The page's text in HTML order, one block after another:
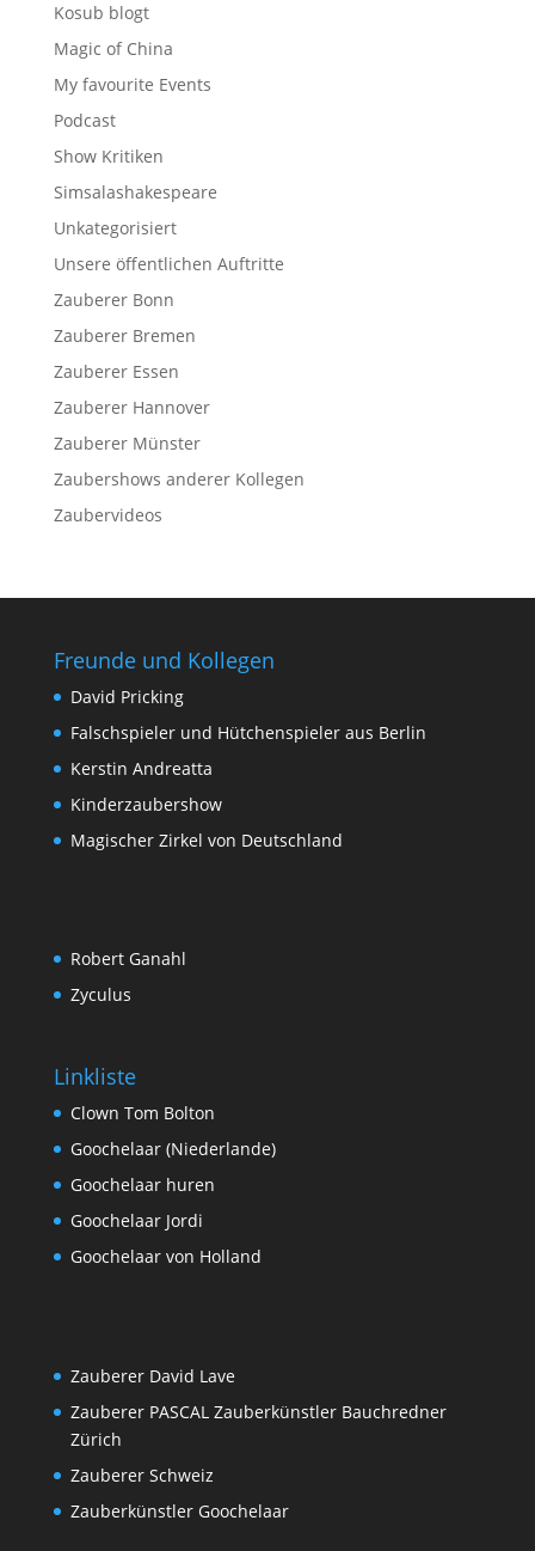
Kosub blogt
Magic of China
My favourite Events
Podcast
Show Kritiken
Simsalashakespeare
Unkategorisiert
Unsere öffentlichen Auftritte
Zauberer Bonn
Zauberer Bremen
Zauberer Essen
Zauberer Hannover
Zauberer Münster
Zaubershows anderer Kollegen
Zaubervideos
Freunde und Kollegen
David Pricking
Falschspieler und Hütchenspieler aus Berlin
Kerstin Andreatta
Kinderzaubershow
Magischer Zirkel von Deutschland
Robert Ganahl
Zyculus
Linkliste
Clown Tom Bolton
Goochelaar (Niederlande)
Goochelaar huren
Goochelaar Jordi
Goochelaar von Holland
Zauberer David Lave
Zauberer PASCAL Zauberkünstler Bauchredner
Zürich
Zauberer Schweiz
Zauberkünstler Goochelaar